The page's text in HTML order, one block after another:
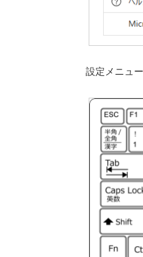
設定メニュ